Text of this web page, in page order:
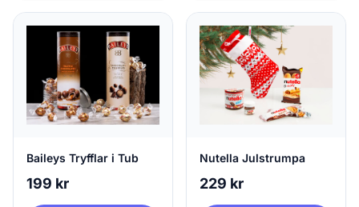
Baileys Tryfflar i Tub
199 kr
Nutella Julstrumpa
229 kr